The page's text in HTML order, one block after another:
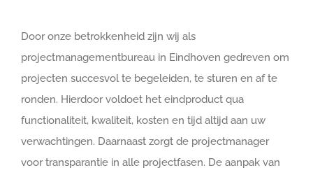
Door onze betrokkenheid zijn wij als
projectmanagementbureau in Eindhoven gedreven om
projecten succesvol te begeleiden, te sturen en af te
ronden. Hierdoor voldoet het eindproduct qua
functionaliteit, kwaliteit, kosten en tijd altijd aan uw
verwachtingen. Daarnaast zorgt de projectmanager
voor transparantie in alle projectfasen. De aanpak van